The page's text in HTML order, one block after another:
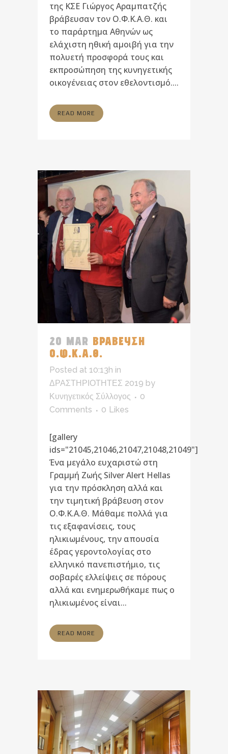
της ΚΣΕ Γιώργος Αραμπατζής
βράβευσαν τον Ο.Φ.Κ.Α.Θ. και
το παράρτημα Αθηνών ως
ελάχιστη ηθική αμοιβή για την
πολυετή προσφορά τους και
εκπροσώπηση της κυνηγετικής
οικογένειας στον εθελοντισμό....
READ MORE
20 MAR ΒΡΑΒΕΥΣΗ
Ο.Φ.Κ.Α.Θ.
Posted at 10:13h in
ΔΡΑΣΤΗΡΙΟΤΗΤΕΣ 2019 by
Κυνηγετικός Σύλλογος
0
Comments
0 Likes
[gallery
ids="21045,21046,21047,21048,21049"]
Ένα μεγάλο ευχαριστώ στη
Γραμμή Ζωής Silver Alert Hellas
για την πρόσκληση αλλά και
την τιμητική βράβευση στον
Ο.Φ.Κ.Α.Θ. Mάθαμε πολλά για
τις εξαφανίσεις, τους
ηλικιωμένους, την απουσία
έδρας γεροντολογίας στο
ελληνικό πανεπιστήμιο, τις
σοβαρές ελλείψεις σε πόρους
αλλά και ενημερωθήκαμε πως ο
ηλικιωμένος είναι...
READ MORE